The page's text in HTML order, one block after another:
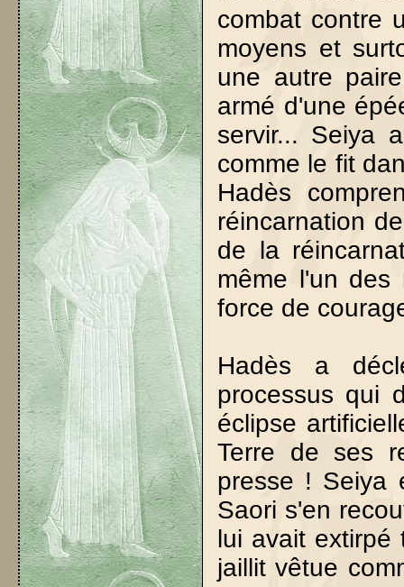
combat contre
moyens et
une autre
armé d'une
servir... Seiya
comme le fit
Hadès
réincarnation
de la
même l'un
force de
Hadès a
processus qui
éclipse
Terre de ses
presse ! Seiya
Saori s'en
lui avait extirpé
jaillit vêtue